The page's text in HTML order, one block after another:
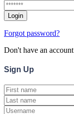
Forgot password?
Don't have an account
Sign Up